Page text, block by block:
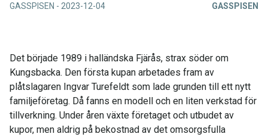
GASSPISEN - 2023-12-04 GASSPISEN
Det började 1989 i halländska Fjärås, strax söder om
Kungsbacka. Den första kupan arbetades fram av
plåtslagaren Ingvar Turefeldt som lade grunden till ett nytt
familjeföretag. Då fanns en modell och en liten verkstad för
tillverkning. Under åren växte företaget och utbudet av
kupor, men aldrig på bekostnad av det omsorgsfulla